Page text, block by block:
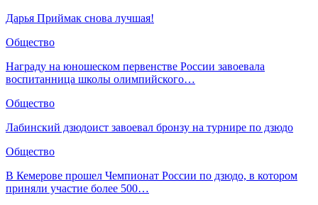
Дарья Приймак снова лучшая!
Общество
Награду на юношеском первенстве России завоевала
воспитанница школы олимпийского…
Общество
Лабинский дзюдоист завоевал бронзу на турнире по дзюдо
Общество
В Кемерове прошел Чемпионат России по дзюдо, в котором
приняли участие более 500…